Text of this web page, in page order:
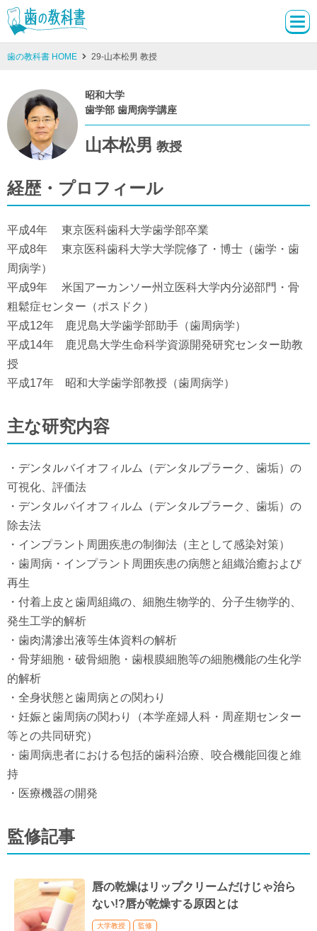
歯の教科書 HOME 29-山本松男 教授
昭和大学
歯学部 歯周病学講座
山本松男 教授
経歴・プロフィール
平成4年 東京医科歯科大学歯学部卒業
平成8年 東京医科歯科大学大学院修了・博士（歯学・歯
周病学）
平成9年 米国アーカンソー州立医科大学内分泌部門・骨
粗鬆症センター（ポスドク）
平成12年 鹿児島大学歯学部助手（歯周病学）
平成14年 鹿児島大学生命科学資源開発研究センター助教
授
平成17年 昭和大学歯学部教授（歯周病学）
主な研究内容
・デンタルバイオフィルム（デンタルプラーク、歯垢）の
可視化、評価法
・デンタルバイオフィルム（デンタルプラーク、歯垢）の
除去法
・インプラント周囲疾患の制御法（主として感染対策）
・歯周病・インプラント周囲疾患の病態と組織治癒および
再生
・付着上皮と歯周組織の、細胞生物学的、分子生物学的、
発生工学的解析
・歯肉溝滲出液等生体資料の解析
・骨芽細胞・破骨細胞・歯根膜細胞等の細胞機能の生化学
的解析
・全身状態と歯周病との関わり
・妊娠と歯周病の関わり（本学産婦人科・周産期センター
等との共同研究）
・歯周病患者における包括的歯科治療、咬合機能回復と維
持
・医療機器の開発
監修記事
唇の乾燥はリップクリームだけじゃ治ら
ない!?唇が乾燥する原因とは
大学教授 監修